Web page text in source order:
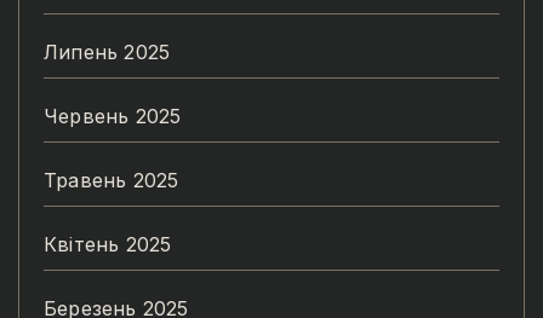
Липень 2025
Червень 2025
Травень 2025
Квітень 2025
Березень 2025